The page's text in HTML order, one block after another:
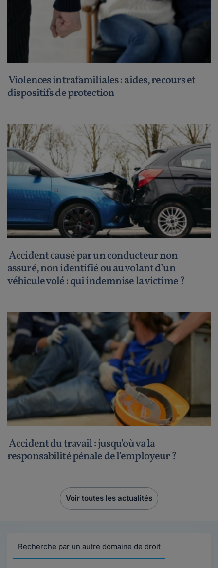
Violences intrafamiliales : aides, recours et
dispositifs de protection
Accident causé par un conducteur non
assuré, non identifié ou au volant d’un
véhicule volé : qui indemnise la victime ?
Accident du travail : jusqu'où va la
responsabilité pénale de l'employeur ?
Voir toutes les actualités
Recherche par un autre domaine de droit